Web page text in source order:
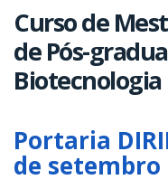
Curso de
de Pós-
Biotecnologia
Portaria
de setembro